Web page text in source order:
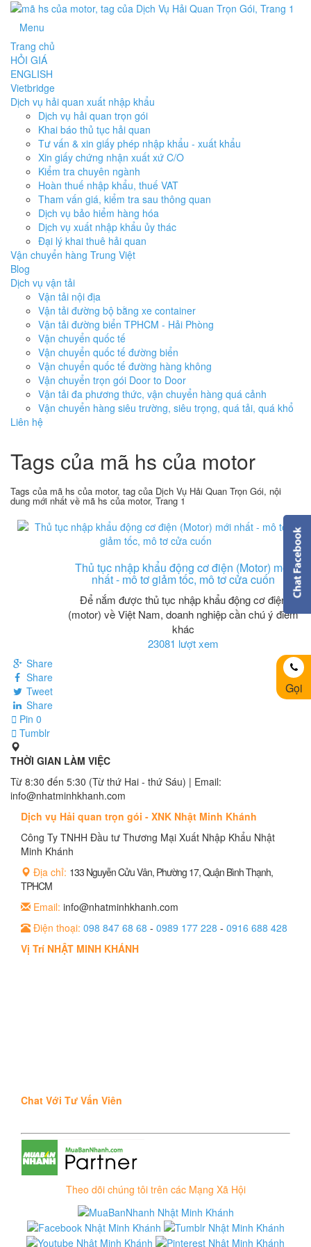
Menu
Trang chủ
HỎI GIÁ
ENGLISH
Vietbridge
Dịch vụ hải quan xuất nhập khẩu
Dịch vụ hải quan trọn gói
Khai báo thủ tục hải quan
Tư vấn & xin giấy phép nhập khẩu - xuất khẩu
Xin giấy chứng nhận xuất xứ C/O
Kiểm tra chuyên ngành
Hoàn thuế nhập khẩu, thuế VAT
Tham vấn giá, kiểm tra sau thông quan
Dịch vụ bảo hiểm hàng hóa
Dịch vụ xuất nhập khẩu ủy thác
Đại lý khai thuê hải quan
Vận chuyển hàng Trung Việt
Blog
Dịch vụ vận tải
Vận tải nội địa
Vận tải đường bộ bằng xe container
Vận tải đường biển TPHCM - Hải Phòng
Vận chuyển quốc tế
Vận chuyển quốc tế đường biển
Vận chuyển quốc tế đường hàng không
Vận chuyển trọn gói Door to Door
Vận tải đa phương thức, vận chuyển hàng quá cảnh
Vận chuyển hàng siêu trường, siêu trọng, quá tải, quá khổ
Liên hệ
Tags của mã hs của motor
Tags của mã hs của motor, tag của Dịch Vụ Hải Quan Trọn Gói, nội
dung mới nhất về mã hs của motor, Trang 1
Thủ tục nhập khẩu động cơ điện (Motor) mới
nhất - mô tơ giảm tốc, mô tơ cửa cuốn
Để nắm được thủ tục nhập khẩu động cơ điện
(motor) về Việt Nam, doanh nghiệp cần chú ý điểm
khác
23081 lượt xem
Share
Share
Tweet
Share
Pin 0
Tumblr
THỜI GIAN LÀM VIỆC
Từ 8:30 đến 5:30 (Từ thứ Hai - thứ Sáu) | Email:
info@nhatminhkhanh.com
Dịch vụ Hải quan trọn gói - XNK Nhật Minh Khánh
Công Ty TNHH Đầu tư Thương Mại Xuất Nhập Khẩu Nhật
Minh Khánh
Địa chỉ: 133 Nguyễn Cửu Vân, Phường 17, Quận Bình Thạnh,
TPHCM
Email: info@nhatminhkhanh.com
Điện thoại: 098 847 68 68 - 0989 177 228 - 0916 688 428
Vị Trí NHẬT MINH KHÁNH
Chat Với Tư Vấn Viên
Theo dõi chúng tôi trên các Mạng Xã Hội
Gọi